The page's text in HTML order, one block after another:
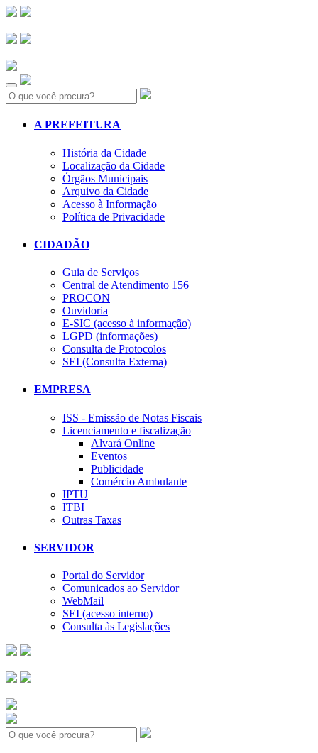
Search:
A PREFEITURA
História da Cidade
Localização da Cidade
Órgãos Municipais
Arquivo da Cidade
Acesso à Informação
Política de Privacidade
CIDADÃO
Guia de Serviços
Central de Atendimento 156
PROCON
Ouvidoria
E-SIC (acesso à informação)
LGPD (informações)
Consulta de Protocolos
SEI (Consulta Externa)
EMPRESA
ISS - Emissão de Notas Fiscais
Licenciamento e fiscalização
Alvará Online
Eventos
Publicidade
Comércio Ambulante
IPTU
ITBI
Outras Taxas
SERVIDOR
Portal do Servidor
Comunicados ao Servidor
WebMail
SEI (acesso interno)
Consulta às Legislações
Search: